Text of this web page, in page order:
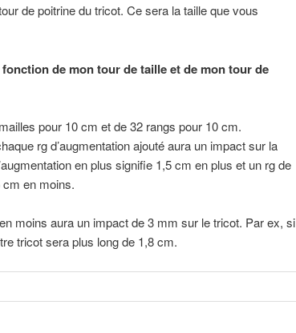
de poitrine du tricot. Ce sera la taille que vous
de mon tour de taille et de mon tour de
pour 10 cm et de 32 rangs pour 10 cm.
rg d’augmentation ajouté aura un impact sur la
en plus signifie 1,5 cm en plus et un rg de
en moins.
moins aura un impact de 3 mm sur le tricot. Par ex, si
tricot sera plus long de 1,8 cm.